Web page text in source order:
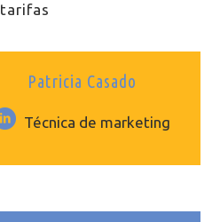
tarifas
Patricia Casado
Técnica de marketing